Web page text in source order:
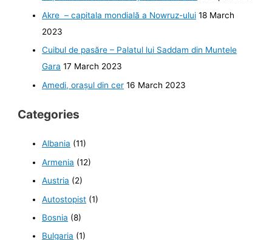
Akre – capitala mondială a Nowruz-ului 18 March
2023
Cuibul de pasăre – Palatul lui Saddam din Muntele
Gara 17 March 2023
Amedi, orașul din cer 16 March 2023
Categories
Albania (11)
Armenia (12)
Austria (2)
Autostopist (1)
Bosnia (8)
Bulgaria (1)